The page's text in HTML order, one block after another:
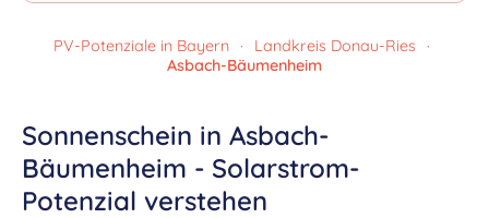
PV-Potenziale in Bayern · Landkreis Donau-Ries
·
Asbach-Bäumenheim
Sonnenschein in Asbach-
Bäumenheim - Solarstrom-
Potenzial verstehen